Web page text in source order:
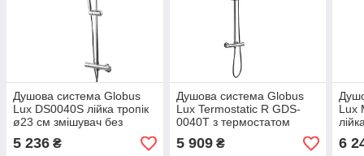
Душова система Globus
Lux DS0040S лійка тропік
ø23 см змішувач без
5 236 ₴
Душова система Globus
Lux Termostatic R GDS-
0040T з термостатом
змішувач без виливу
5 909₴
Lux
6